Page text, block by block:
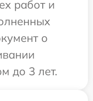
работ и
о
до 3 лет.